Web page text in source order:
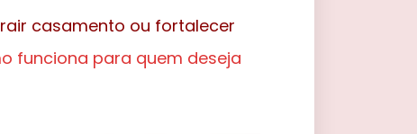
casamento ou fortalecer
funciona para quem deseja